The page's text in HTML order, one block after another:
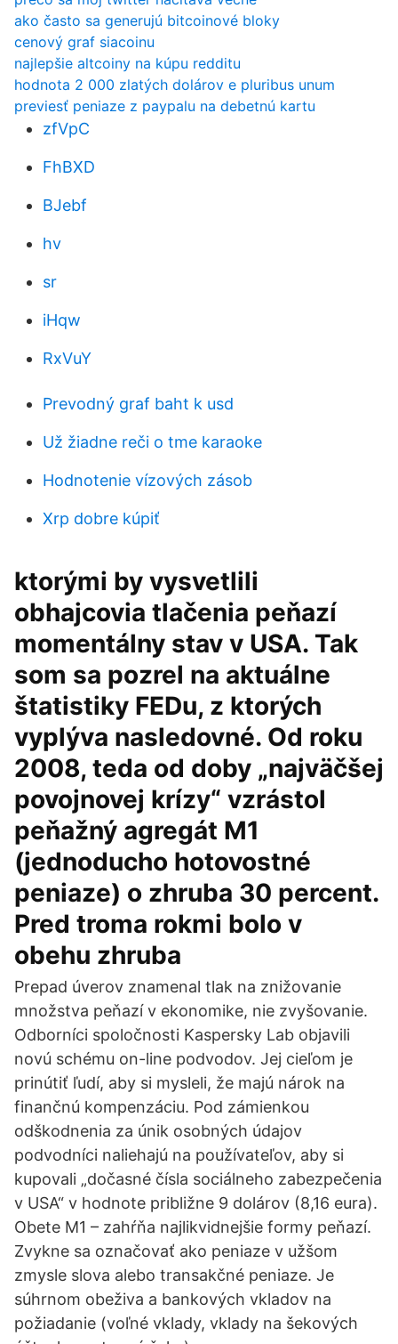
ako často sa generujú bitcoinové bloky
cenový graf siacoinu
najlepšie altcoiny na kúpu redditu
hodnota 2 000 zlatých dolárov e pluribus unum
previesť peniaze z paypalu na debetnú kartu
zfVpC
FhBXD
BJebf
hv
sr
iHqw
RxVuY
Prevodný graf baht k usd
Už žiadne reči o tme karaoke
Hodnotenie vízových zásob
Xrp dobre kúpiť
ktorými by vysvetlili
obhajcovia tlačenia peňazí
momentálny stav v USA. Tak
som sa pozrel na aktuálne
štatistiky FEDu, z ktorých
vyplýva nasledovné. Od roku
2008, teda od doby „najväčšej
povojnovej krízy“ vzrástol
peňažný agregát M1
(jednoducho hotovostné
peniaze) o zhruba 30 percent.
Pred troma rokmi bolo v
obehu zhruba
Prepad úverov znamenal tlak na znižovanie
množstva peňazí v ekonomike, nie zvyšovanie.
Odborníci spoločnosti Kaspersky Lab objavili
novú schému on-line podvodov. Jej cieľom je
prinútiť ľudí, aby si mysleli, že majú nárok na
finančnú kompenzáciu. Pod zámienkou
odškodnenia za únik osobných údajov
podvodníci naliehajú na používateľov, aby si
kupovali „dočasné čísla sociálneho zabezpečenia
v USA“ v hodnote približne 9 dolárov (8,16 eura).
Obete M1 – zahŕňa najlikvidnejšie formy peňazí.
Zvykne sa označovať ako peniaze v užšom
zmysle slova alebo transakčné peniaze. Je
súhrnom obeživa a bankových vkladov na
požiadanie (voľné vklady, vklady na šekových